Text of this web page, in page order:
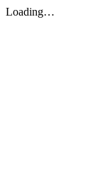
Loading…